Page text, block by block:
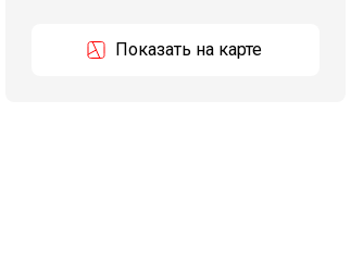
Показать на карте